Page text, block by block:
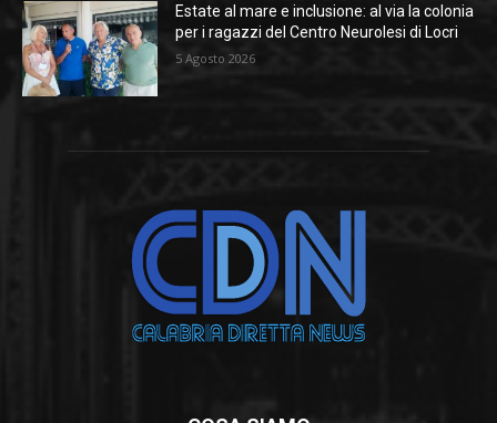
Estate al mare e inclusione: al via la colonia
per i ragazzi del Centro Neurolesi di Locri
5 Agosto 2026